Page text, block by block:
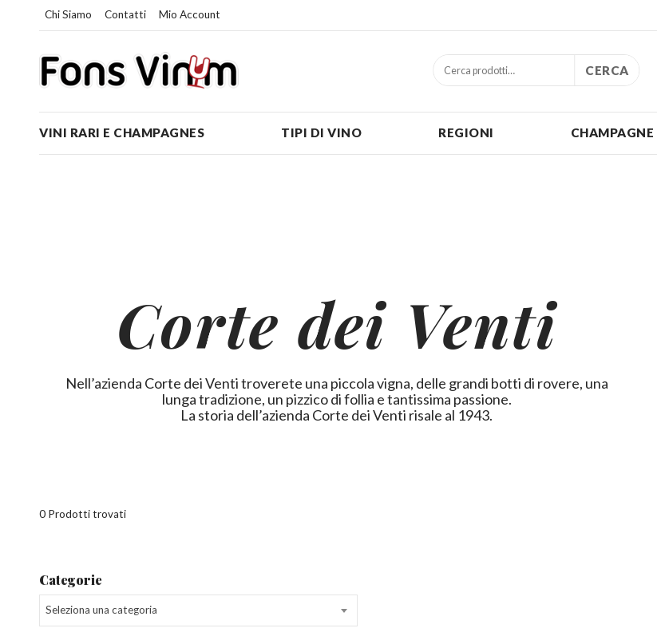
Chi Siamo Contatti Mio Account
CERCA
VINI RARI E CHAMPAGNES TIPI DI VINO REGIONI
Corte dei Venti
Nell’azienda Corte dei Venti troverete una piccola vigna, delle grandi botti di rovere, una
lunga tradizione, un pizzico di follia e tantissima passione.
La storia dell’azienda Corte dei Venti risale al 1943.
0 Prodotti trovati
Categorie
Seleziona una categoria